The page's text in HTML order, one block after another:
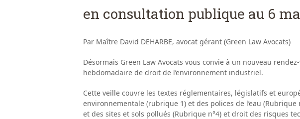
en consultation publique au 6
Par Maître David DEHARBE, avocat gérant (Green Law Avocats)
Désormais Green Law Avocats vous convie à un nouveau
hebdomadaire de droit de l’environnement industriel.
Cette veille couvre les textes réglementaires, législatifs et
environnementale (rubrique 1) et des polices de l’eau (Rubrique
et des sites et sols pollués (Rubrique n°4) et droit des risques